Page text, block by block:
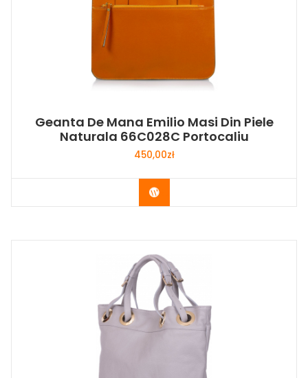
Geanta De Mana Emilio Masi Din Piele
Naturala 66C028C Portocaliu
450,00zł
Buy Now